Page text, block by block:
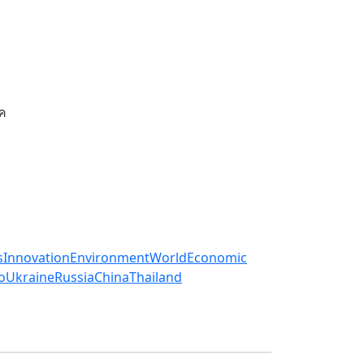
InnovationEnvironmentWorldEconomic
UkraineRussiaChinaThailand